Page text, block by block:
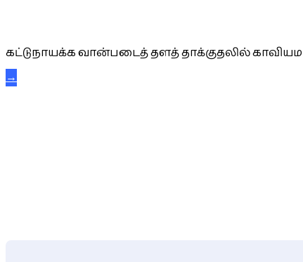
கட்டுநாயக்க வான்படைத் தளத் தாக்குதலில்
→